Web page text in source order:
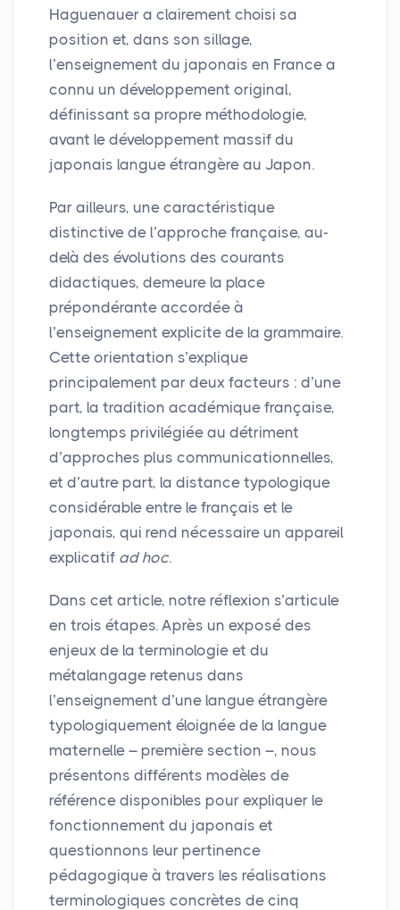
Haguenauer a clairement choisi sa
position et, dans son sillage,
l’enseignement du japonais en France a
connu un développement original,
définissant sa propre méthodologie,
avant le développement massif du
japonais langue étrangère au Japon.
Par ailleurs, une caractéristique
distinctive de l’approche française, au-
delà des évolutions des courants
didactiques, demeure la place
prépondérante accordée à
l’enseignement explicite de la grammaire.
Cette orientation s’explique
principalement par deux facteurs : d’une
part, la tradition académique française,
longtemps privilégiée au détriment
d’approches plus communicationnelles,
et d’autre part, la distance typologique
considérable entre le français et le
japonais, qui rend nécessaire un appareil
explicatif ad hoc.
Dans cet article, notre réflexion s’articule
en trois étapes. Après un exposé des
enjeux de la terminologie et du
métalangage retenus dans
l’enseignement d’une langue étrangère
typologiquement éloignée de la langue
maternelle – première section –, nous
présentons différents modèles de
référence disponibles pour expliquer le
fonctionnement du japonais et
questionnons leur pertinence
pédagogique à travers les réalisations
terminologiques concrètes de cinq